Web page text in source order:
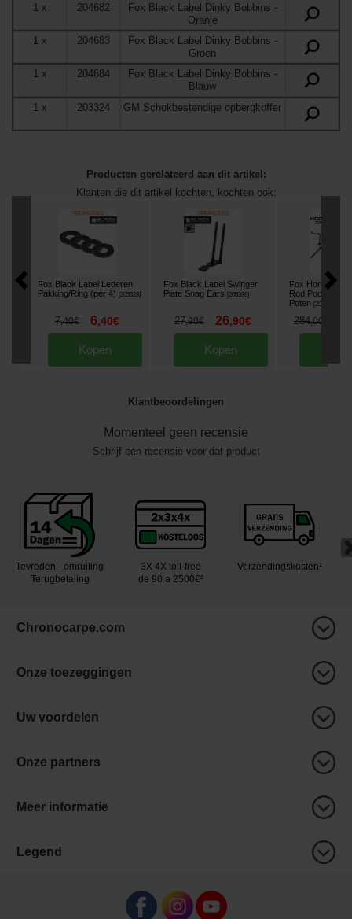
1 x 204682 Fox Black Label Dinky Bobbins -
Oranje
1 x 204683 Fox Black Label Dinky Bobbins -
Groen
1x 204684 Fox Black Label Dinky Bobbins -
Blauw
1 x 203324 GM Schokbestendige opbergkoffer
Producten gerelateerd aan dit artikel:
Klanten die dit artikel kochten, kochten ook:
Fox Black Label Lederen
Pakking/Ring (per 4)
205328]
7,40€ 6,40€
Kopen
Fox Black Label Swinger
Plate Snag Ears
205399]
27,90€ 26,90€
Kopen
Fox Horizon
Rod Pod 4
Poten
205153
284,00
Klantbeoordelingen
Momenteel geen recensie
Schrijf een recensie voor dat product
Tevreden - omruiling
Terugbetaling
3X 4X toll-free
de 90 a 2500€²
Verzendingskosten¹
Chronocarpe.com
Onze toezeggingen
Uw voordelen
Onze partners
Meer informatie
Legend